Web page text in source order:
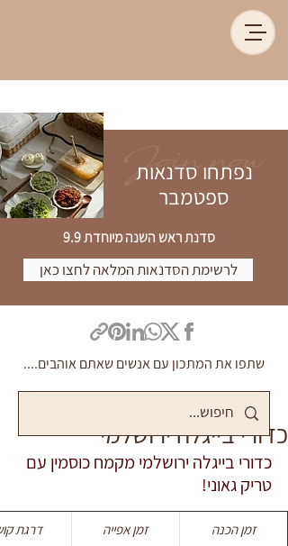
Join now
נפתחו סדנאות
ספטמבר
סדנת ראש השנה מיוחדת 9.9
לרשימת הסדנאות המלאה לחצו כאן
שתפו את המתכון עם אנשים שאתם אוהבים....
כדורי בייגלה ירושלמי
כדורי בייגלה ירושלמי מקמח כוסמין עם
טריק גאוני!
זמן הכנה זמן אפייה דרגת